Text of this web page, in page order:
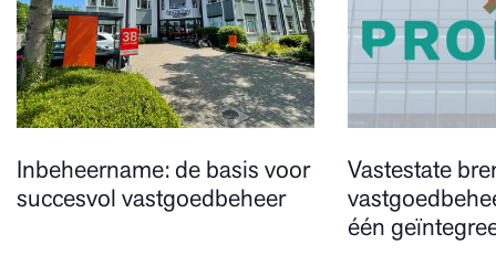
Inbeheername: de basis voor
succesvol vastgoedbeheer
Vastestate
één